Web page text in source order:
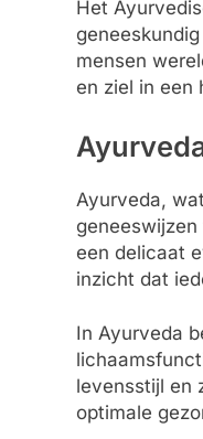
Het
mensen
en ziel in een
Ayurveda,
een delicaat
inzicht dat
In Ayurveda
levensstijl en
optimale